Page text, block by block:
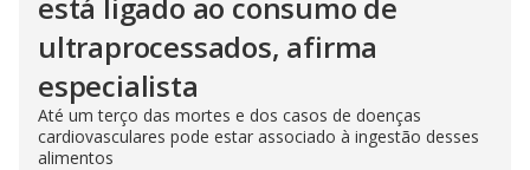
ultraprocessados, afirma
especialista
Até um terço das mortes e dos casos de doenças
cardiovasculares pode estar associado à ingestão desses
alimentos